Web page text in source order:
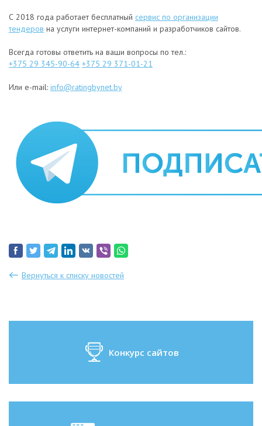
С 2018 года работает бесплатный сервис по организации
тендеров на услуги интернет-компаний и разработчиков сайтов.
Всегда готовы ответить на ваши вопросы по тел.:
+375 29 345-90-64 +375 29 371-01-21
Или e-mail: info@ratingbynet.by
Вернуться к списку новостей
Конкурс сайтов